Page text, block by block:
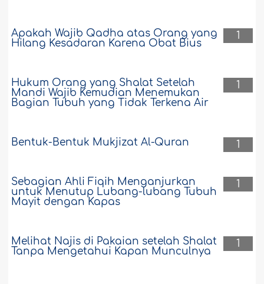
1
Apakah Wajib Qadha atas Orang yang
Hilang Kesadaran Karena Obat Bius
1
Hukum Orang yang Shalat Setelah
Mandi Wajib Kemudian Menemukan
Bagian Tubuh yang Tidak Terkena Air
1
Bentuk-Bentuk Mukjizat Al-Quran
1
Sebagian Ahli Fiqih Menganjurkan
untuk Menutup Lubang-lubang Tubuh
Mayit dengan Kapas
1
Melihat Najis di Pakaian setelah Shalat
Tanpa Mengetahui Kapan Munculnya